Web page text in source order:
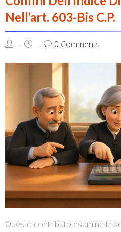
Nell’art. 603-Bis C.p.
0 Comments
Questo contributo esamina la